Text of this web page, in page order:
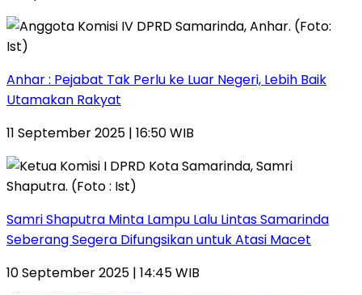
Anhar : Pejabat Tak Perlu ke Luar Negeri, Lebih Baik
Utamakan Rakyat
11 September 2025 | 16:50 WIB
Samri Shaputra Minta Lampu Lalu Lintas Samarinda
Seberang Segera Difungsikan untuk Atasi Macet
10 September 2025 | 14:45 WIB